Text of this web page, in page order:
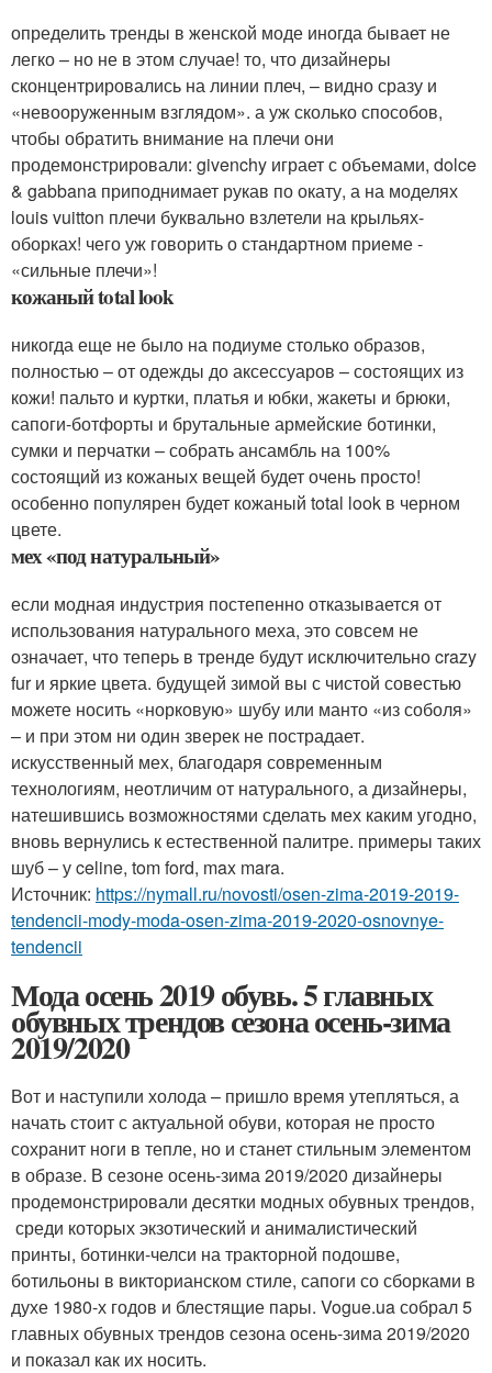
определить тренды в женской моде иногда бывает не
легко – но не в этом случае! то, что дизайнеры
сконцентрировались на линии плеч, – видно сразу и
«невооруженным взглядом». а уж сколько способов,
чтобы обратить внимание на плечи они
продемонстрировали: givenchy играет с объемами, dolce
& gabbana приподнимает рукав по окату, а на моделях
louis vuitton плечи буквально взлетели на крыльях-
оборках! чего уж говорить о стандартном приеме -
«сильные плечи»!
кожаный total look
никогда еще не было на подиуме столько образов,
полностью – от одежды до аксессуаров – состоящих из
кожи! пальто и куртки, платья и юбки, жакеты и брюки,
сапоги-ботфорты и брутальные армейские ботинки,
сумки и перчатки – собрать ансамбль на 100%
состоящий из кожаных вещей будет очень просто!
особенно популярен будет кожаный total look в черном
цвете.
мех «под натуральный»
если модная индустрия постепенно отказывается от
использования натурального меха, это совсем не
означает, что теперь в тренде будут исключительно crazy
fur и яркие цвета. будущей зимой вы с чистой совестью
можете носить «норковую» шубу или манто «из соболя»
– и при этом ни один зверек не пострадает.
искусственный мех, благодаря современным
технологиям, неотличим от натурального, а дизайнеры,
натешившись возможностями сделать мех каким угодно,
вновь вернулись к естественной палитре. примеры таких
шуб – у celine, tom ford, max mara.
Источник: https://nymall.ru/novosti/osen-zima-2019-2019-
tendencii-mody-moda-osen-zima-2019-2020-osnovnye-
tendencii
Мода осень 2019 обувь. 5 главных
обувных трендов сезона осень-зима
2019/2020
Вот и наступили холода – пришло время утепляться, а
начать стоит с актуальной обуви, которая не просто
сохранит ноги в тепле, но и станет стильным элементом
в образе. В сезоне осень-зима 2019/2020 дизайнеры
продемонстрировали десятки модных обувных трендов,
среди которых экзотический и анималистический
принты, ботинки-челси на тракторной подошве,
ботильоны в викторианском стиле, сапоги со сборками в
духе 1980-х годов и блестящие пары. Vogue.ua собрал 5
главных обувных трендов сезона осень-зима 2019/2020
и показал как их носить.